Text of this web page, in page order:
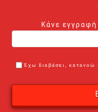
Κάνε
Έχω διαβάσει, κατανοώ